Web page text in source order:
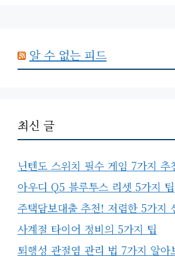
알 수 없는 피드
최신 글
닌텐도 스위치 필수 게임 7가지 추
아우디 Q5 블루투스 리셋 5가지 팁
주택담보대출 추천! 저렴한 5가지
사계절 타이어 정비의 5가지 팁
퇴행성 관절염 관리 법 7가지 알아